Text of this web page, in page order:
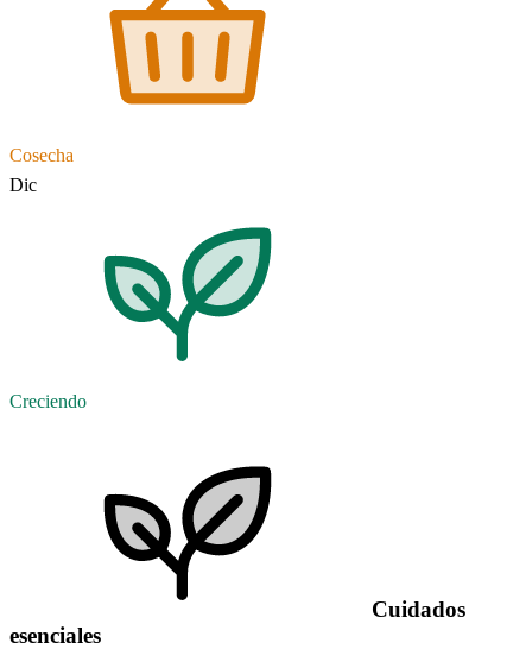
Cosecha
Dic
Creciendo
Cuidados
esenciales